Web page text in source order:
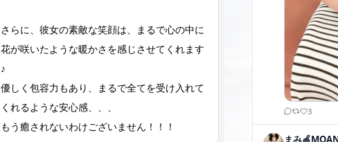
さらに、彼女の素敵な笑顔は、まるで心の中に
花が咲いたような暖かさを感じさせてくれます
♪
優しく包容力もあり、まるで全てを受け入れて
くれるような安心感、、、
もう癒されないわけございません！！！